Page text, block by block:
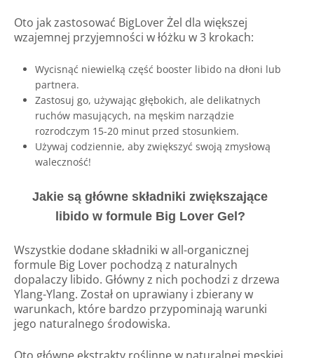
Oto jak zastosować BigLover Żel dla większej
wzajemnej przyjemności w łóżku w 3 krokach:
Wycisnąć niewielką część booster libido na dłoni lub
partnera.
Zastosuj go, używając głębokich, ale delikatnych
ruchów masujących, na męskim narządzie
rozrodczym 15-20 minut przed stosunkiem.
Używaj codziennie, aby zwiększyć swoją zmysłową
waleczność!
Jakie są główne składniki zwiększające
libido w formule Big Lover Gel?
Wszystkie dodane składniki w all-organicznej
formule Big Lover pochodzą z naturalnych
dopalaczy libido. Główny z nich pochodzi z drzewa
Ylang-Ylang. Został on uprawiany i zbierany w
warunkach, które bardzo przypominają warunki
jego naturalnego środowiska.